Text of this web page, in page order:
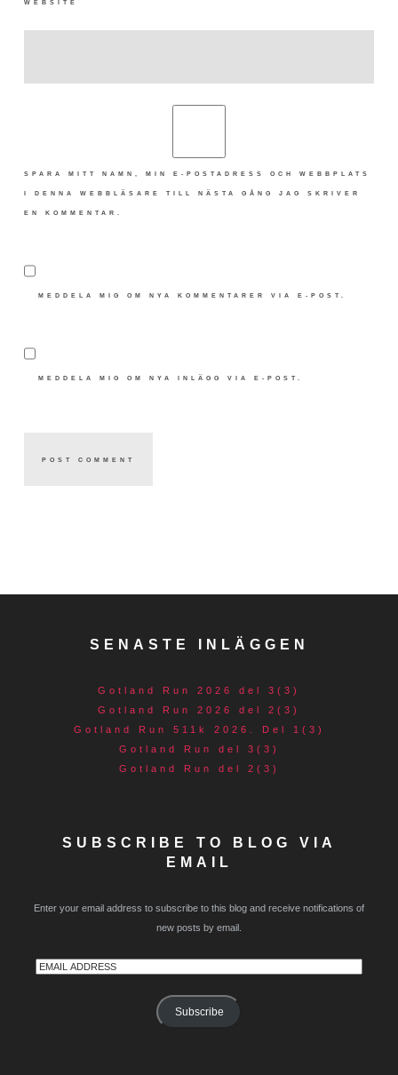
WEBSITE
SPARA MITT NAMN, MIN E-POSTADRESS OCH WEBBPLATS
I DENNA WEBBLÄSARE TILL NÄSTA GÅNG JAG SKRIVER
EN KOMMENTAR.
MEDDELA MIG OM NYA KOMMENTARER VIA E-POST.
MEDDELA MIG OM NYA INLÄGG VIA E-POST.
SENASTE INLÄGGEN
Gotland Run 2026 del 3(3)
Gotland Run 2026 del 2(3)
Gotland Run 511k 2026. Del 1(3)
Gotland Run del 3(3)
Gotland Run del 2(3)
SUBSCRIBE TO BLOG VIA
EMAIL
Enter your email address to subscribe to this blog and receive notifications of
new posts by email.
Email
Subscribe